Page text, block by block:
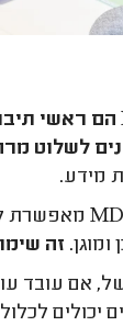
לשלוט
מידע.
ומוגן. זה
יכולים